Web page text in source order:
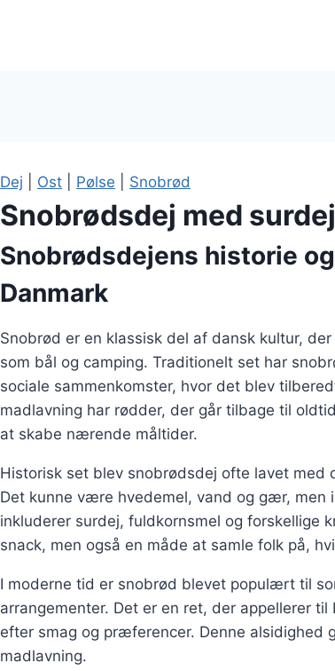
Dej Ost Pølse Snobrød
Snobrødsdej med
Snobrødsdejens historie
Danmark
Snobrød er en klassisk del af dansk kultur,
som bål og camping. Traditionelt set har
sociale sammenkomster, hvor det blev
madlavning har rødder, der går tilbage til
at skabe nærende måltider.
Historisk set blev snobrødsdej ofte lavet med
Det kunne være hvedemel, vand og gær, men
inkluderer surdej, fuldkornsmel og forskellige
snack, men også en måde at samle folk på,
I moderne tid er snobrød blevet populært til
arrangementer. Det er en ret, der appellerer
efter smag og præferencer. Denne alsidighed
madlavning.